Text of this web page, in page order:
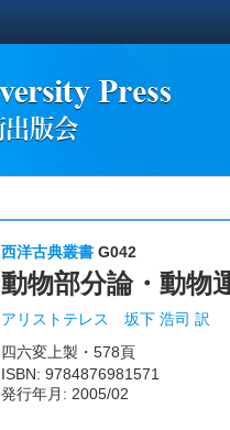
西洋古典叢書 G042
動物部分論・動物
アリストテレス 坂下 浩司 訳
四六変上製・578頁
ISBN: 9784876981571
発行年月: 2005/02